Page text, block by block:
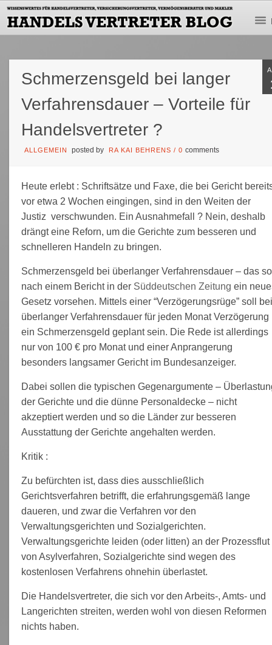
Schmerzensgeld bei langer
Verfahrensdauer – Vorteile für
Handelsvertreter ?
ALLGEMEIN posted by RA KAI BEHRENS /0comments
Heute erlebt : Schriftsätze und Faxe, die bei Gericht
vor etwa 2 Wochen eingingen, sind in den Weiten der
Justiz verschwunden. Ein Ausnahmefall ? Nein, deshalb
drängt eine Reforn, um die Gerichte zum besseren und
schnelleren Handeln zu bringen.
Schmerzensgeld bei überlanger Verfahrensdauer – das
nach einem Bericht in der Süddeutschen Zeitung ein
Gesetz vorsehen. Mittels einer “Verzögerungsrüge” soll
überlanger Verfahrensdauer für jeden Monat Verzögerung
ein Schmerzensgeld geplant sein. Die Rede ist allerdings
nur von 100 € pro Monat und einer Anprangerung
besonders langsamer Gericht im Bundesanzeiger.
Dabei sollen die typischen Gegenargumente –
der Gerichte und die dünne Personaldecke – nicht
akzeptiert werden und so die Länder zur besseren
Ausstattung der Gerichte angehalten werden.
Kritik :
Zu befürchten ist, dass dies ausschließlich
Gerichtsverfahren betrifft, die erfahrungsgemäß lange
daueren, und zwar die Verfahren vor den
Verwaltungsgerichten und Sozialgerichten.
Verwaltungsgerichte leiden (oder litten) an der Prozessflut
von Asylverfahren, Sozialgerichte sind wegen des
kostenlosen Verfahrens ohnehin überlastet.
Die Handelsvertreter, die sich vor den Arbeits-, Amts- und
Langerichten streiten, werden wohl von diesen Reformen
nichts haben.